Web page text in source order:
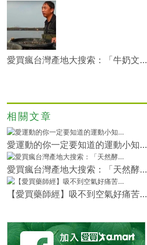
愛買瘋台灣產地大搜索：「牛奶文...
相關文章
愛運動的你一定要知道的運動小知...
愛買瘋台灣產地大搜索：「天然酵...
【愛買藥師經】吸不到空氣好痛苦...